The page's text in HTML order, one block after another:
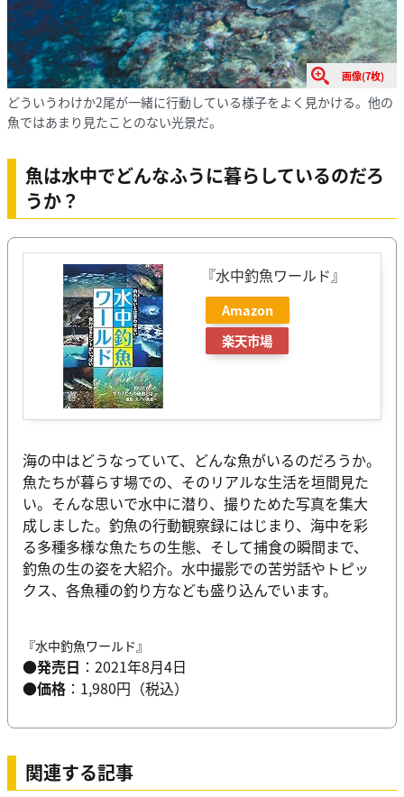
画像(7枚)
どういうわけか2尾が一緒に行動している様子をよく見かける。他の
魚ではあまり見たことのない光景だ。
魚は水中でどんなふうに暮らしているのだろ
うか？
『水中釣魚ワールド』
Amazon
楽天市場
海の中はどうなっていて、どんな魚がいるのだろうか。
魚たちが暮らす場での、そのリアルな生活を垣間見た
い。そんな思いで水中に潜り、撮りためた写真を集大
成しました。釣魚の行動観察録にはじまり、海中を彩
る多種多様な魚たちの生態、そして捕食の瞬間まで、
釣魚の生の姿を大紹介。水中撮影での苦労話やトピッ
クス、各魚種の釣り方なども盛り込んでいます。
『水中釣魚ワールド』
●発売日 ：2021年8月4日
●価格 ：1,980円（税込）
関連する記事